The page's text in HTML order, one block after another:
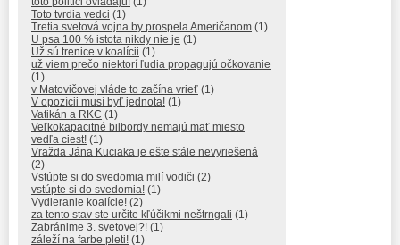
Toto tvrdia vedci (1)
Tretia svetová vojna by prospela Američanom (1)
U psa 100 % istota nikdy nie je (1)
Už sú trenice v koalícii (1)
už viem prečo niektorí ľudia propagujú očkovanie
(1)
v Matovičovej vláde to začína vrieť (1)
V opozícii musí byť jednota! (1)
Vatikán a RKC (1)
Veľkokapacitné bilbordy nemajú mať miesto
vedľa ciest! (1)
Vražda Jána Kuciaka je ešte stále nevyriešená
(2)
Vstúpte si do svedomia milí vodiči (2)
vstúpte si do svedomia! (1)
Vydieranie koalície! (2)
za tento stav ste určite kľúčikmi neštrngali (1)
Zabránime 3. svetovej?! (1)
záleží na farbe pleti! (1)